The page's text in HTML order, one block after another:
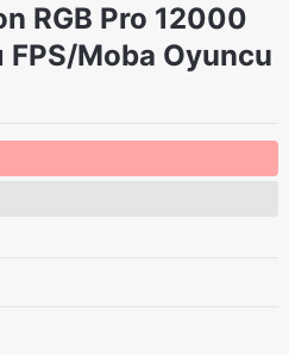
RGB Pro 12000
FPS/Moba Oyuncu